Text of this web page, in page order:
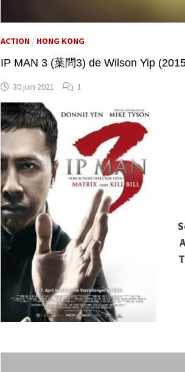
ACTION / HONG KONG
IP MAN 3 (葉問3) de Wilson Yip
30 juin 2021 1